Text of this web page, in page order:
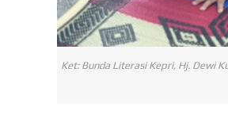
Ket: Bunda Literasi Kepri, Hj. Dewi